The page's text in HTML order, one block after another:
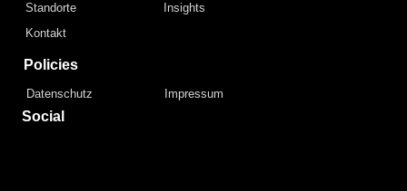
Standorte
Insights
Kontakt
Policies
Datenschutz Impressum
Social